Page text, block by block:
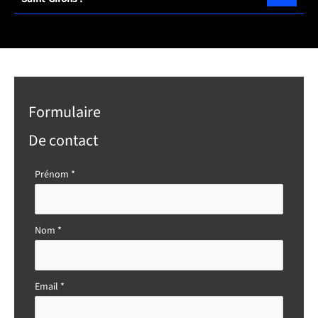
Formulaire
De contact
Formulaire
avec
téléphone
Prénom *
Nom *
Email *